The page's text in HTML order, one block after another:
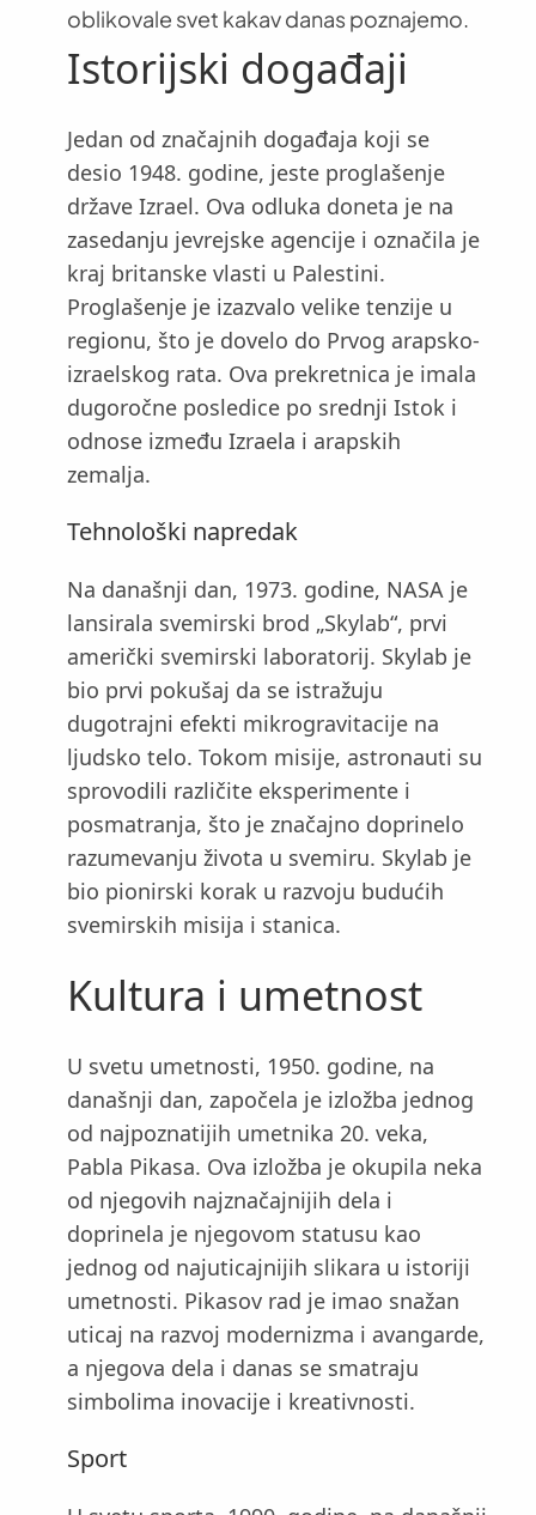
oblikovale svet kakav danas poznajemo.
Istorijski događaji
Jedan od značajnih događaja koji se
desio 1948. godine, jeste proglašenje
države Izrael. Ova odluka doneta je na
zasedanju jevrejske agencije i označila je
kraj britanske vlasti u Palestini.
Proglašenje je izazvalo velike tenzije u
regionu, što je dovelo do Prvog arapsko-
izraelskog rata. Ova prekretnica je imala
dugoročne posledice po srednji Istok i
odnose između Izraela i arapskih
zemalja.
Tehnološki napredak
Na današnji dan, 1973. godine, NASA je
lansirala svemirski brod „Skylab“, prvi
američki svemirski laboratorij. Skylab je
bio prvi pokušaj da se istražuju
dugotrajni efekti mikrogravitacije na
ljudsko telo. Tokom misije, astronauti su
sprovodili različite eksperimente i
posmatranja, što je značajno doprinelo
razumevanju života u svemiru. Skylab je
bio pionirski korak u razvoju budućih
svemirskih misija i stanica.
Kultura i umetnost
U svetu umetnosti, 1950. godine, na
današnji dan, započela je izložba jednog
od najpoznatijih umetnika 20. veka,
Pabla Pikasa. Ova izložba je okupila neka
od njegovih najznačajnijih dela i
doprinela je njegovom statusu kao
jednog od najuticajnijih slikara u istoriji
umetnosti. Pikasov rad je imao snažan
uticaj na razvoj modernizma i avangarde,
a njegova dela i danas se smatraju
simbolima inovacije i kreativnosti.
Sport